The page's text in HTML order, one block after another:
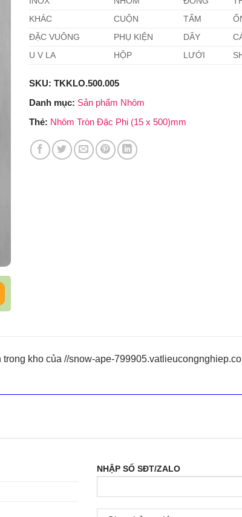
KHÁC
CUỘN TẤM
ĐẶC VUÔNG
PHỤ KIỆN DÂY
U V LA
HỘP LƯỚI
SKU: TKKLO.500.005
Danh mục: Sản phẩm Nhôm
Thẻ: Nhôm Tròn Đặc Phi (15 x 500)mm
kho của //snow-ape-
NHẬP SỐ SĐT/ZALO